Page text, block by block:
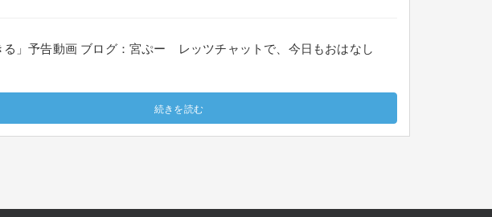
」予告動画 ブログ：宮ぷー レッツチャットで、今日もおはなし
続きを読む